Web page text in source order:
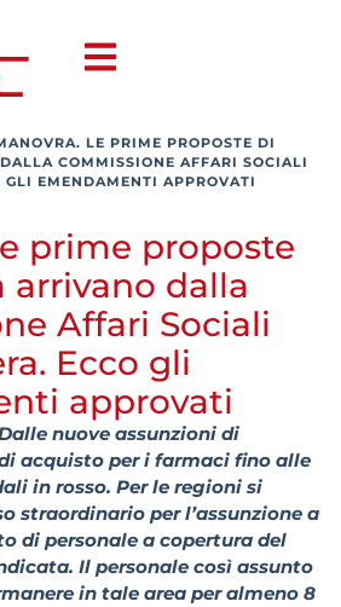
LE PRIME PROPOSTE DI
COMMISSIONE AFFARI SOCIALI
GLI EMENDAMENTI APPROVATI
prime proposte
dalla
Affari Sociali
Ecco gli
approvati
nuove assunzioni di
acquisto per i farmaci fino alle
in rosso. Per le regioni si
straordinario per l’assunzione a
di personale a copertura del
Il personale così assunto
in tale area per almeno 8